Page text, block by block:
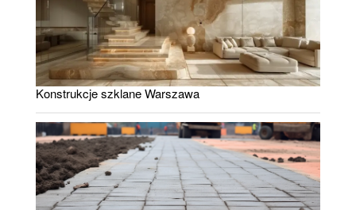
Konstrukcje szklane Warszawa